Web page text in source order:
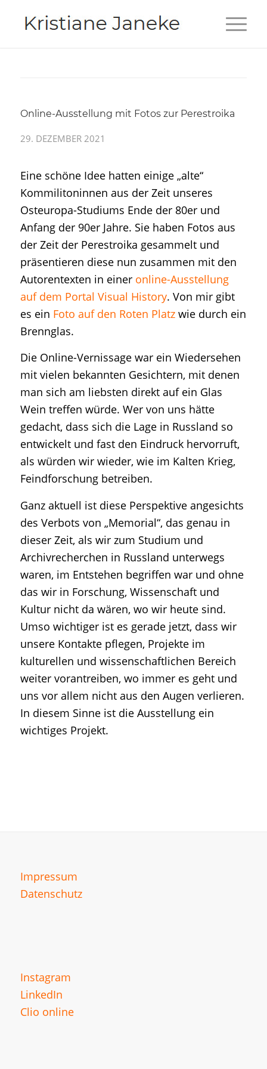
Online-Ausstellung mit Fotos zur Perestroika
29. DEZEMBER 2021
Eine schöne Idee hatten einige „alte“
Kommilitoninnen aus der Zeit unseres
Osteuropa-Studiums Ende der 80er und
Anfang der 90er Jahre. Sie haben Fotos aus
der Zeit der Perestroika gesammelt und
präsentieren diese nun zusammen mit den
Autorentexten in einer online-Ausstellung
auf dem Portal Visual History. Von mir gibt
es ein Foto auf den Roten Platzwie durch ein
Brennglas.
Die Online-Vernissage war ein Wiedersehen
mit vielen bekannten Gesichtern, mit denen
man sich am liebsten direkt auf ein Glas
Wein treffen würde. Wer von uns hätte
gedacht, dass sich die Lage in Russland so
entwickelt und fast den Eindruck hervorruft,
als würden wir wieder, wie im Kalten Krieg,
Feindforschung betreiben.
Ganz aktuell ist diese Perspektive angesichts
des Verbots von „Memorial“, das genau in
dieser Zeit, als wir zum Studium und
Archivrecherchen in Russland unterwegs
waren, im Entstehen begriffen war und ohne
das wir in Forschung, Wissenschaft und
Kultur nicht da wären, wo wir heute sind.
Umso wichtiger ist es gerade jetzt, dass wir
unsere Kontakte pflegen, Projekte im
kulturellen und wissenschaftlichen Bereich
weiter vorantreiben, wo immer es geht und
uns vor allem nicht aus den Augen verlieren.
In diesem Sinne ist die Ausstellung ein
wichtiges Projekt.
Impressum
Datenschutz
Instagram
LinkedIn
Clio online